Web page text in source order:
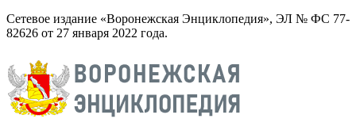
Сетевое издание «Воронежская Энциклопедия», ЭЛ № ФС 77-
82626 от 27 января 2022 года.